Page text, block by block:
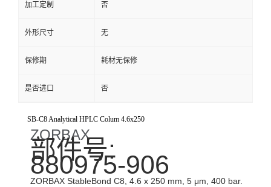
加工定制 否
外形尺寸 无
保修期 耗材无保修
是否进口 否
SB-C8 Analytical HPLC Colum 4.6x250
ZORBAX
部件号:
880975-906
ZORBAX StableBond C8, 4.6 x 250 mm, 5 μm, 400 bar.